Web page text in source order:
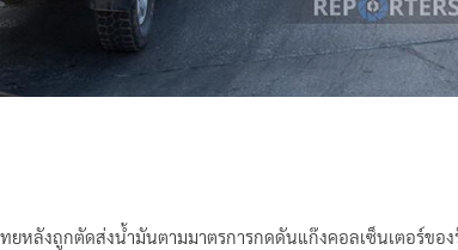
ยหลังถูกตัดส่งน้ำมันตามมาตรการกดดันแก๊งคอลเซ็นเตอร์ของ